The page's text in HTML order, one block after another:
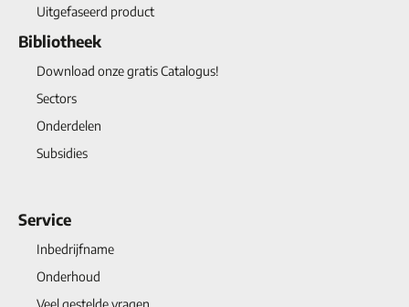
Uitgefaseerd product
Bibliotheek
Download onze gratis Catalogus!
Sectors
Onderdelen
Subsidies
Service
Inbedrijfname
Onderhoud